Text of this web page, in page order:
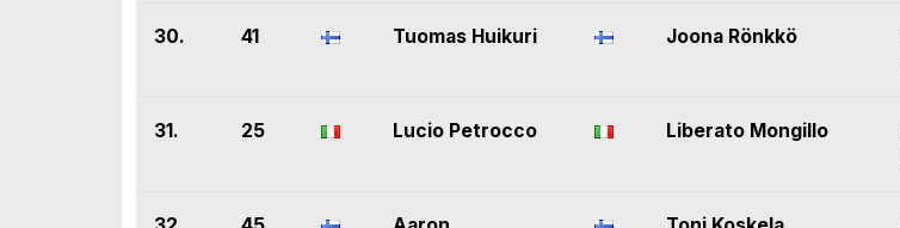
30. 41 Tuomas Huikuri Joona Rönkkö
31. 25 Lucio Petrocco Liberato Mongillo